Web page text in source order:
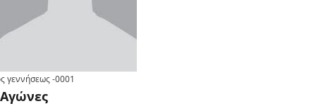
γεννήσεως-0001
Αγώνες